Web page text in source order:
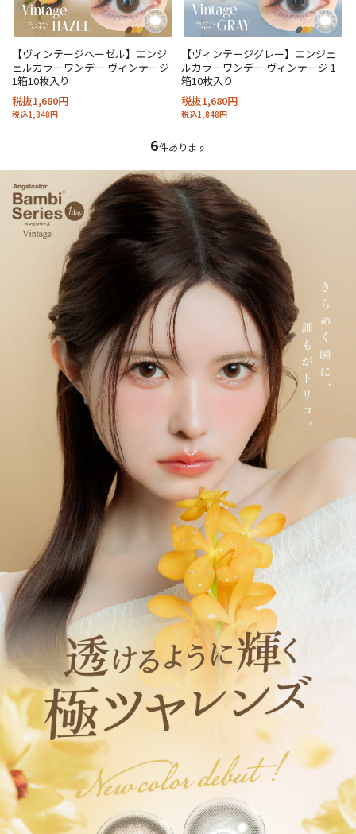
【ヴィンテージヘーゼル】エンジ
ェルカラーワンデー ヴィンテージ
1箱10枚入り
税抜1,680円
税込1,848円
【ヴィンテージグレー】エンジェ
ルカラーワンデー ヴィンテージ 1
箱10枚入り
税抜1,680円
税込1,848円
6件あります